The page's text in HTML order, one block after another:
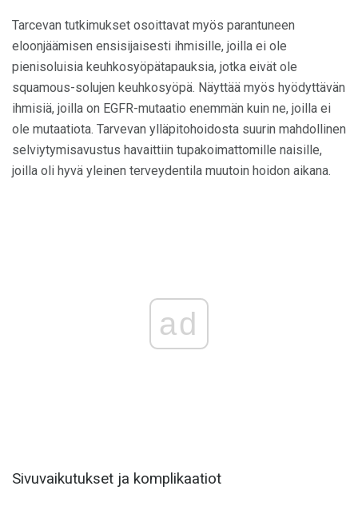
Tarcevan tutkimukset osoittavat myös parantuneen
eloonjäämisen ensisijaisesti ihmisille, joilla ei ole
pienisoluisia keuhkosyöpätapauksia, jotka eivät ole
squamous-solujen keuhkosyöpä. Näyttää myös hyödyttävän
ihmisiä, joilla on EGFR-mutaatio enemmän kuin ne, joilla ei
ole mutaatiota. Tarvevan ylläpitohoidosta suurin mahdollinen
selviytymisavustus havaittiin tupakoimattomille naisille,
joilla oli hyvä yleinen terveydentila muutoin hoidon aikana.
ad
Sivuvaikutukset ja komplikaatiot